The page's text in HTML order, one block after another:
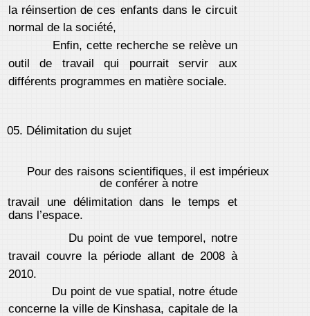
la réinsertion de ces enfants dans le circuit
normal de la société,
Enfin, cette recherche se relève un
outil de travail qui pourrait servir aux
différents programmes en matière sociale.
05. Délimitation du sujet
Pour des raisons scientifiques, il est impérieux
de conférer à notre
travail une délimitation dans le temps et
dans l’espace.
Du point de vue temporel, notre
travail couvre la période allant de 2008 à
2010.
Du point de vue spatial, notre étude
concerne la ville de Kinshasa, capitale de la